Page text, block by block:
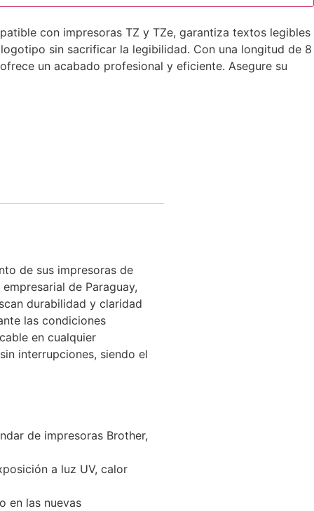
con impresoras TZ y TZe, garantiza textos legibles
sin sacrificar la legibilidad. Con una longitud de 8
un acabado profesional y eficiente. Asegure su
de sus impresoras de
de Paraguay,
durabilidad y claridad
las condiciones
en cualquier
interrupciones, siendo el
de impresoras Brother,
a luz UV, calor
en las nuevas